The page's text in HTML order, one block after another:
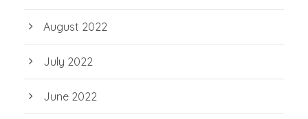
August 2022
July 2022
June 2022